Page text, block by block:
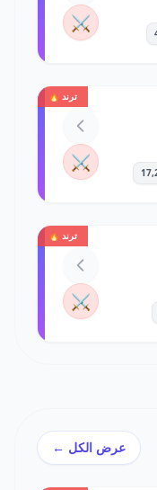
⚔️
ترند 🔥
⚔️
ترند 🔥
⚔️
عرض الكل ←